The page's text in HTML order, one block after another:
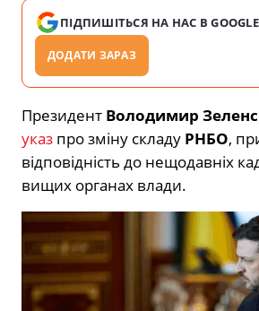
ПІДПИШІТЬСЯ НА НАС В GOOGLE
ДОДАТИ ЗАРАЗ
Президент Володимир
указ про зміну складу РНБО,
відповідність до нещодавніх
вищих органах влади.